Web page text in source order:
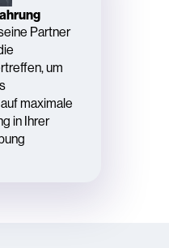
Partner
um
maximale
in Ihrer